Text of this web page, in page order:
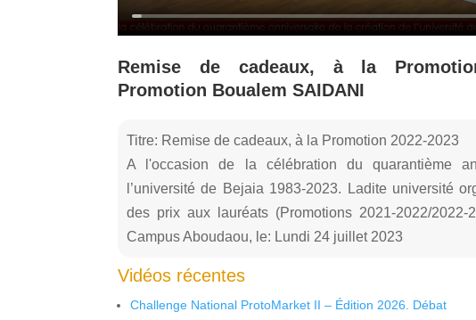
Remise de cadeaux, à la
Promotion Boualem SAIDANI
Titre: Remise de cadeaux, à la Promotion 2022-2023
A l'occasion de la célébration du quarantième
l’université de Bejaia 1983-2023. Ladite université
des prix aux lauréats (Promotions 2021-2022/2022-
Campus Aboudaou, le: Lundi 24 juillet 2023
Vidéos récentes
Challenge National ProtoMarket II – Édition 2026. Débat